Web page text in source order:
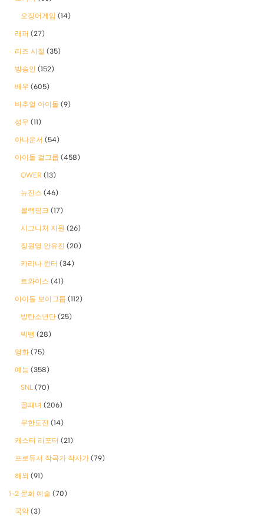
오징어게임 (14)
래퍼 (27)
리즈 시절 (35)
방송인 (152)
배우 (605)
버추얼 아이돌 (9)
성우 (11)
아나운서 (54)
아이돌 걸그룹 (458)
QWER (13)
뉴진스 (46)
블랙핑크 (17)
시그니처 지원 (26)
장원영 안유진 (20)
카리나 윈터 (34)
트와이스 (41)
아이돌 보이그룹 (112)
방탄소년단 (25)
빅뱅 (28)
영화 (75)
예능 (358)
SNL (70)
골때녀 (206)
무한도전 (14)
캐스터 리포터 (21)
프로듀서 작곡가 작사가 (79)
해외 (91)
1-2 문화 예술 (70)
국악 (3)